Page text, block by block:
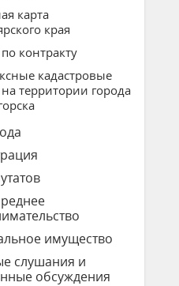
карта
края
контракту
кадастровые
территории города
имущество
слушания и
обсуждения